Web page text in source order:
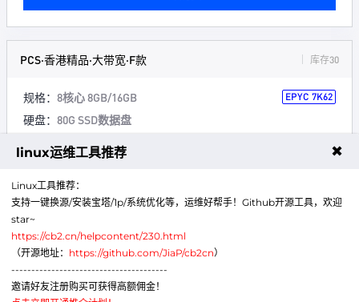
PCS·香港精品·大带宽·F款 库存30
规格： 8核心 8GB/16GB EPYC 7K62
硬盘： 80G SSD数据盘
500Mbps 500G流量/月
防御：5G防御（黑洞时间一小时）
赠送：1个备份+1个快照
大带宽 高性能 支持弹性升级
¥240.00 起/ 月
linux运维工具推荐 ✖
Linux工具推荐：
支持一键换源/安装宝塔/1p/系统优化等，运维好帮手！Github开源工具，欢迎
star~
https://cb2.cn/helpcontent/230.html
（开源地址： https://github.com/JiaP/cb2cn）
---------------------------------------
邀请好友注册购买可获得高额佣金！